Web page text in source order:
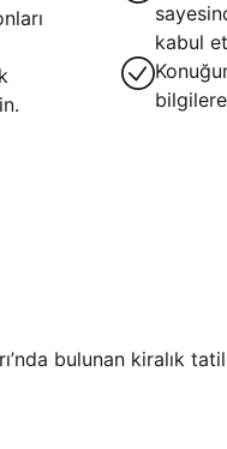
kabul
bulunan kiralık